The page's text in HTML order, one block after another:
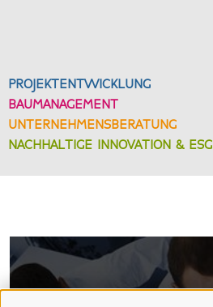
PROJEKTENTWICKLUNG
BAUMANAGEMENT
UNTERNEHMENSBERATUNG
NACHHALTIGE INNOVATION & ESG